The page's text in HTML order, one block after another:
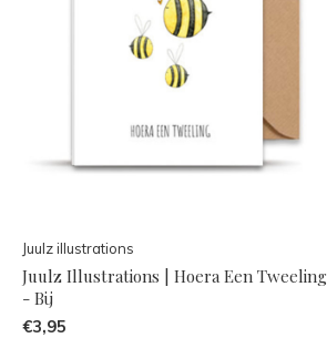
Juulz illustrations
Juulz Illustrations | Hoera Een Tweeling
- Bij
€3,95